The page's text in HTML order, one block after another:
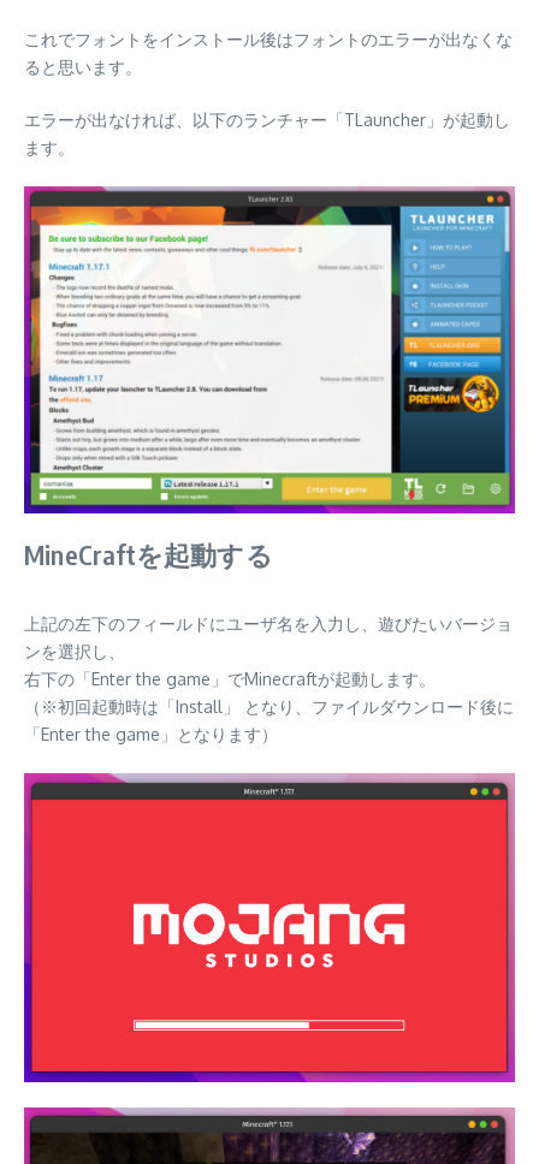
これでフォントをインストール後はフォントのエラーが出なくな
ると思います。
エラーが出なければ、以下のランチャー「TLauncher」が起動し
ます。
MineCraftを起動する
上記の左下のフィールドにユーザ名を入力し、遊びたいバージョ
ンを選択し、
右下の「Enter the game」でMinecraftが起動します。
（※初回起動時は「Install」 となり、ファイルダウンロード後に
「Enter the game」となります）